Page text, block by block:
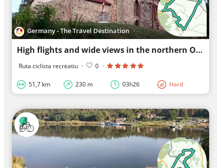
Germany - The Travel Destination
High flights and wide views in the northern Oderbruch: to the Polish Oder slopes and to the na...
Ruta ciclista recreatiu · 0 ·
51,7 km 230 m 03h26 Hard